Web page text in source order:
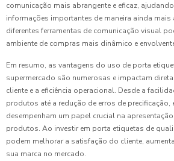
comunicação mais abrangente e eficaz,
informações importantes de maneira ainda
diferentes ferramentas de comunicação visual
ambiente de compras mais dinâmico e
Em resumo, as vantagens do uso de porta
supermercado são numerosas e impactam
cliente e a eficiência operacional. Desde a
produtos até a redução de erros de
desempenham um papel crucial na
produtos. Ao investir em porta etiquetas de
podem melhorar a satisfação do cliente,
sua marca no mercado.